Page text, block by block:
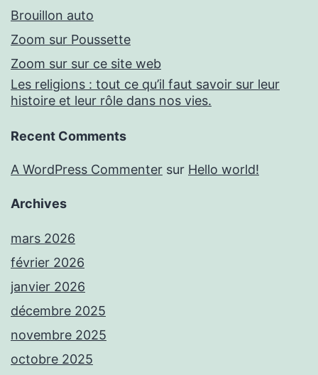
Brouillon auto
Zoom sur Poussette
Zoom sur sur ce site web
Les religions : tout ce qu’il faut savoir sur leur
histoire et leur rôle dans nos vies.
Recent Comments
A WordPress Commenter sur Hello world!
Archives
mars 2026
février 2026
janvier 2026
décembre 2025
novembre 2025
octobre 2025